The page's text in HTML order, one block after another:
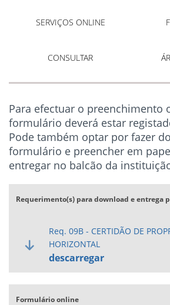
SERVIÇOS ONLINE
CONSULTAR
Para efectuar o preenchimento
formulário deverá estar
Pode também optar por fazer
formulário e preencher em
entregar no balcão da
Requerimento(s) para download e entrega
Req. 09B - CERTIDÃO DE
HORIZONTAL
descarregar
Formulário online